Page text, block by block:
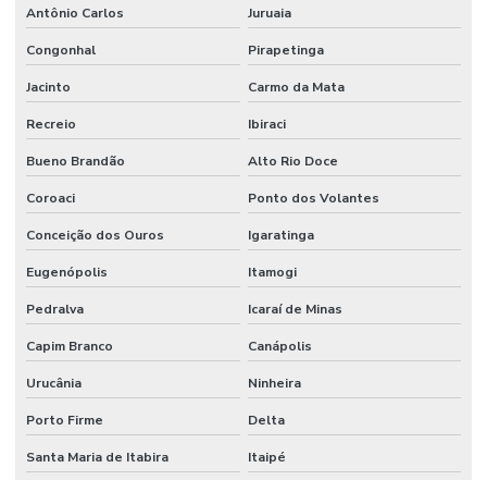
Antônio Carlos Juruaia
Congonhal Pirapetinga
Jacinto Carmo da Mata
Recreio Ibiraci
Bueno Brandão Alto Rio Doce
Coroaci Ponto dos Volantes
Conceição dos Ouros Igaratinga
Eugenópolis Itamogi
Pedralva Icaraí de Minas
Capim Branco Canápolis
Urucânia Ninheira
Porto Firme Delta
Santa Maria de Itabira Itaipé